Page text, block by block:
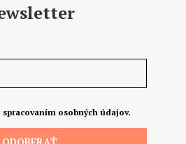
spracovaním osobných údajov.